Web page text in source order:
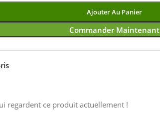
Ajouter Au Panier
Commander Maintenant
regardent ce produit actuellement !